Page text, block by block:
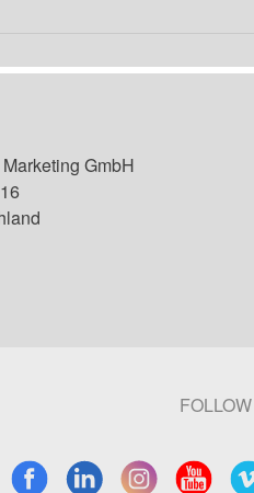
GmbH